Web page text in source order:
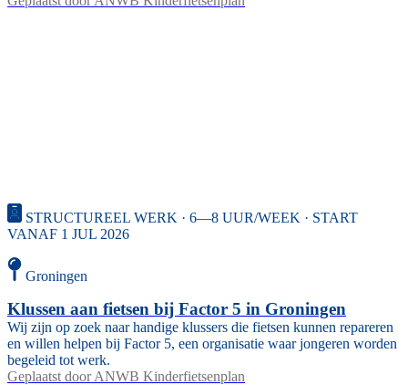
STRUCTUREEL WERK · 6—8 UUR/WEEK · START
VANAF 1 JUL 2026
Groningen
Klussen aan fietsen bij Factor 5 in Groningen
Wij zijn op zoek naar handige klussers die fietsen kunnen repareren
en willen helpen bij Factor 5, een organisatie waar jongeren worden
begeleid tot werk.
Geplaatst door ANWB Kinderfietsenplan